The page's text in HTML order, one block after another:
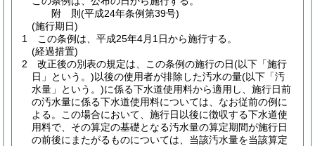
附 則(平成24年条例第39号)
(施行期日)
1
この条例は、平成25年4月1日から施行する。
(経過措置)
2
改正後の別表の規定は、この条例の施行の日(以下「施行
日」という。)以後の使用者が排除した汚水の量(以下「汚
水量」という。)に係る下水道使用料から適用し、施行日前
の汚水量に係る下水道使用料については、なお従前の例に
よる。
この場合において、施行日以後に徴収する下水道使
用料で、その算定の基礎となる汚水量の算定期間が施行日
の前後にまたがるものについては、当該汚水量を当該算定